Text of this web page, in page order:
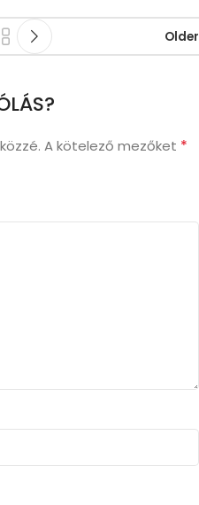
Older
A kötelező mezőket *